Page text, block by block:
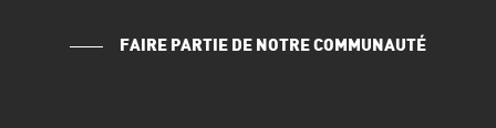
FAIRE PARTIE DE NOTRE COMMUNAUTÉ